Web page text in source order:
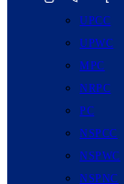
UPCC
UPWC
MPC
NRPC
PC
NSPCC
NSPWC
NSPNC